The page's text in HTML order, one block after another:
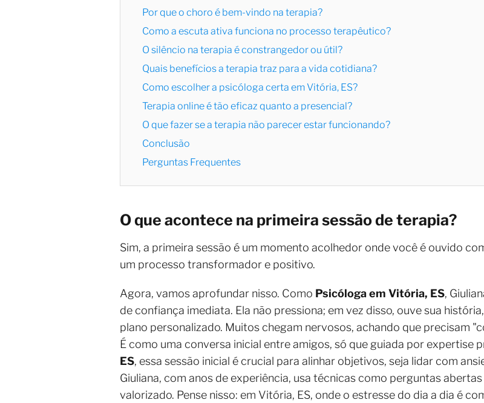
Por que o choro é bem-vindo na terapia?
Como a escuta ativa funciona no processo terapêutico?
O silêncio na terapia é constrangedor ou útil?
Quais benefícios a terapia traz para a vida cotidiana?
Como escolher a psicóloga certa em Vitória, ES?
Terapia online é tão eficaz quanto a presencial?
O que fazer se a terapia não parecer estar funcionando?
Conclusão
Perguntas Frequentes
O que acontece na primeira sessão de terapia?
Sim, a primeira sessão é um momento acolhedor onde você é ouvido
um processo transformador e positivo.
Agora, vamos aprofundar nisso. Como Psicóloga em Vitória, ES,
de confiança imediata. Ela não pressiona; em vez disso, ouve sua
plano personalizado. Muitos chegam nervosos, achando que precisam
É como uma conversa inicial entre amigos, só que guiada por expertise
ES, essa sessão inicial é crucial para alinhar objetivos, seja lidar com
Giuliana, com anos de experiência, usa técnicas como perguntas
valorizado. Pense nisso: em Vitória, ES, onde o estresse do dia a dia é